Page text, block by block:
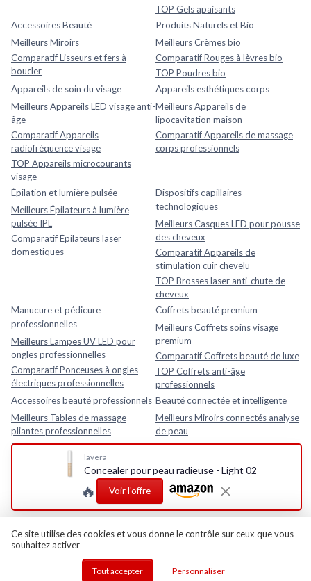
lavera
Concealer pour peau radieuse - Light 02
🔥 Voir l'offre
TOP Gels apaisants
Accessoires Beauté
Meilleurs Miroirs
Comparatif Lisseurs et fers à
boucler
Produits Naturels et Bio
Meilleurs Crèmes bio
Comparatif Rouges à lèvres bio
TOP Poudres bio
Appareils de soin du visage
Meilleurs Appareils LED visage anti-
âge
Comparatif Appareils
radiofréquence visage
TOP Appareils microcourants
visage
Appareils esthétiques corps
Meilleurs Appareils de
lipocavitation maison
Comparatif Appareils de massage
corps professionnels
Épilation et lumière pulsée
Meilleurs Épilateurs à lumière
pulsée IPL
Comparatif Épilateurs laser
domestiques
Dispositifs capillaires
technologiques
Meilleurs Casques LED pour pousse
des cheveux
Comparatif Appareils de
stimulation cuir chevelu
TOP Brosses laser anti-chute de
cheveux
Manucure et pédicure
professionnelles
Meilleurs Lampes UV LED pour
ongles professionnelles
Comparatif Ponceuses à ongles
électriques professionnelles
Coffrets beauté premium
Meilleurs Coffrets soins visage
premium
Comparatif Coffrets beauté de luxe
TOP Coffrets anti-âge
professionnels
Accessoires beauté professionnels
Meilleurs Tables de massage
pliantes professionnelles
Comparatif Loupes esthétiques
avec lampe LED
TOP Fauteuils esthétiques
Beauté connectée et intelligente
Meilleurs Miroirs connectés analyse
de peau
Comparatif Analyseurs de peau
TOP Appareils beauté intelligents
avec application mobile
Rasage et soins homme
Meilleurs Après-rasages
Ce site utilise des cookies et vous donne le contrôle sur ceux que vous
souhaitez activer
Tout accepter Personnaliser